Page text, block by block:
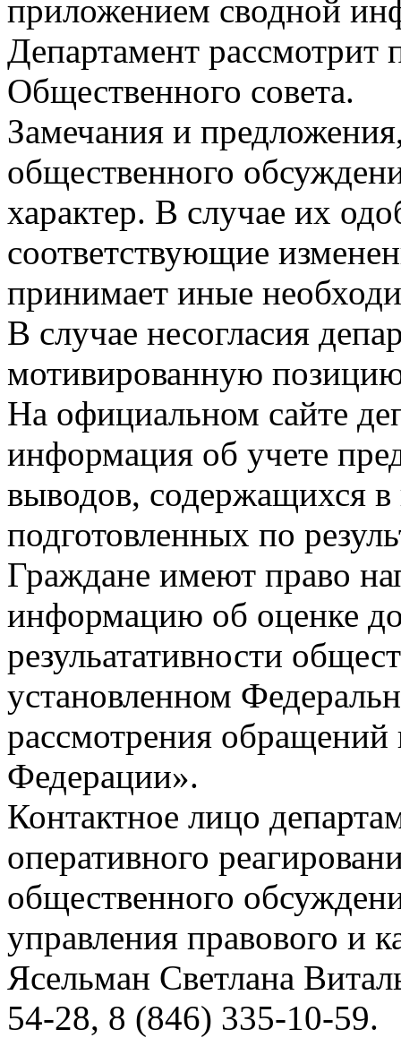
приложением сводной
Департамент рассмотрит
Общественного совета.
Замечания и
общественного
характер. В случае их
соответствующие
принимает иные
В случае несогласия
мотивированную
На официальном сайте
информация об учете
выводов, содержащихся
подготовленных по
Граждане имеют право
информацию об оценке
резульатативности
установленном
рассмотрения обращений
Федерации».
Контактное лицо
оперативного
общественного
управления правового и
Ясельман Светлана
54-28, 8 (846) 335-10-59.